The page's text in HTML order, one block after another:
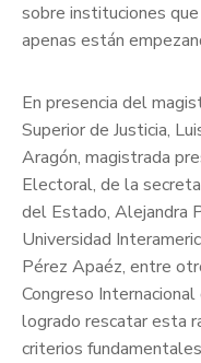
sobre instituciones
apenas están
En presencia del
Superior de Justicia,
Aragón, magistrada
Electoral, de la
del Estado, Alejandra
Universidad
Pérez Apaéz, entre
Congreso
logrado rescatar esta
criterios